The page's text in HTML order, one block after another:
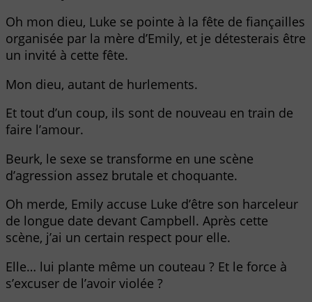
Oh mon dieu, Luke se pointe à la fête de fiançailles
organisée par la mère d’Emily, et je détesterais être
un invité à cette fête.
Mon dieu, autant de hurlements.
Et tout d’un coup, ils sont de nouveau en train de
faire l’amour.
Beurk, le sexe se transforme en une scène
d’agression assez brutale et choquante.
Oh merde, Emily accuse Luke d’être son harceleur
de longue date devant Campbell. Après cette
scène, j’ai un certain respect pour elle.
Elle… lui plante même un couteau ? Et le force à
s’excuser de l’avoir violée ?